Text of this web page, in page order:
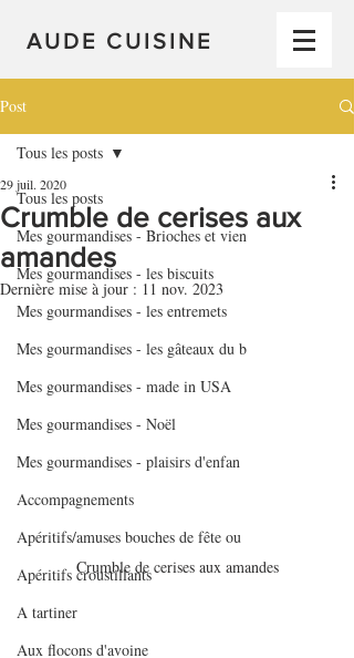
AUDE CUISINE
Post
Tous les posts
Mes gourmandises - Brioches et vien
Mes gourmandises - les biscuits
Mes gourmandises - les entremets
Mes gourmandises - les gâteaux du b
Mes gourmandises - made in USA
Mes gourmandises - Noël
Mes gourmandises - plaisirs d'enfan
Accompagnements
Apéritifs/amuses bouches de fête ou
Apéritifs croustillants
A tartiner
Aux flocons d'avoine
Tous les posts
Crumble de cerises aux
amandes
29 juil. 2020
Dernière mise à jour : 11 nov. 2023
Crumble de cerises aux amandes